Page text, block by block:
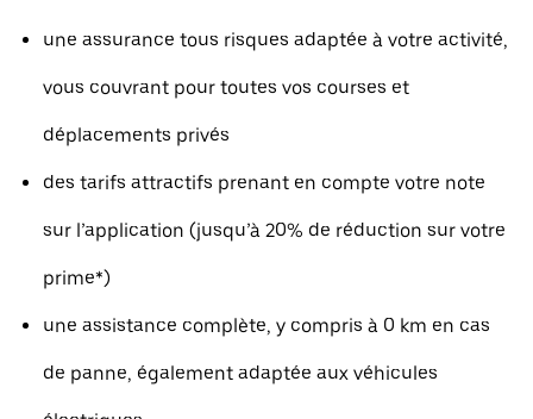
une assurance tous risques adaptée à votre activité,
vous couvrant pour toutes vos courses et
déplacements privés
des tarifs attractifs prenant en compte votre note
sur l’application (jusqu’à 20% de réduction sur votre
prime*)
une assistance complète, y compris à 0 km en cas
de panne, également adaptée aux véhicules